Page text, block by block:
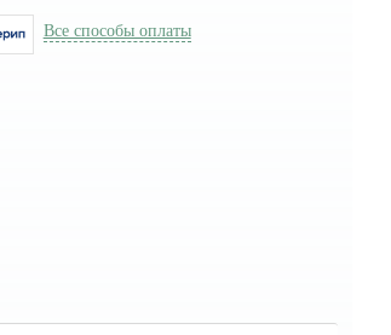
Все способы оплаты